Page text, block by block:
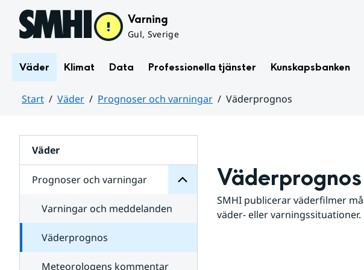
Hoppa till sidans innehåll Varning
Gul, Sverige
Väder Klimat Data Professionella tjänster Kunskapsbanken
Start Väder Prognoser och varningar
Väderprognos
Väder
Prognoser och varningar
för
varningar
Varningar och meddelanden
Väderprognos
Meteorologens kommentar
Väderprognos
SMHI publicerar väderfilmer
väder- eller varningssituationer.